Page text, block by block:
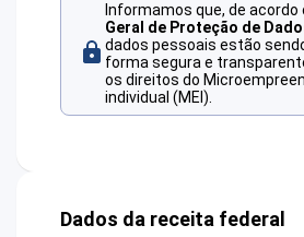
Informamos que, de acordo
Geral de Proteção de
dados pessoais estão
forma segura e
os direitos do
individual (MEI).
Dados da receita federal